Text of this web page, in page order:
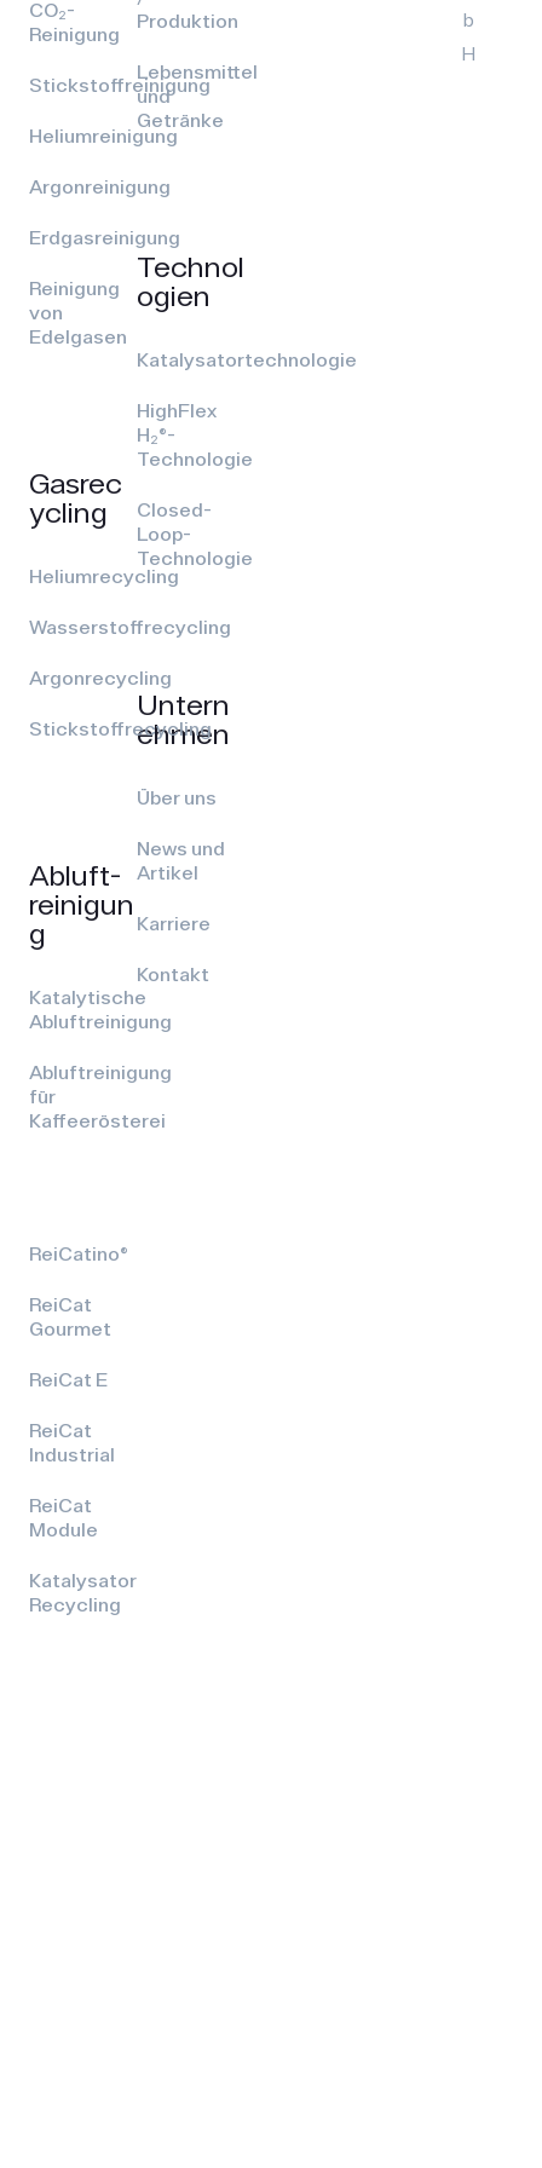
CO₂-
Reinigung
Stickstoffreinigung
Heliumreinigung
Argonreinigung
Erdgasreinigung
Reinigung
von
Edelgasen
Gasrec
ycling
Heliumrecycling
Wasserstoffrecycling
Argonrecycling
Stickstoffrecycling
Abluft­
reinigun
g
Katalytische
Abluftreinigung
Abluftreinigung
für
Kaffeerösterei
ReiCatino®
ReiCat
Gourmet
ReiCat E
ReiCat
Industrial
ReiCat
Module
Katalysator
Recycling
Produktion
Lebensmittel
und
Getränke
Technol
ogien
Katalysatortechnologie
HighFlex
H₂®-
Technologie
Closed-
Loop-
Technologie
Untern
ehmen
Über uns
News und
Artikel
Karriere
Kontakt
b
H